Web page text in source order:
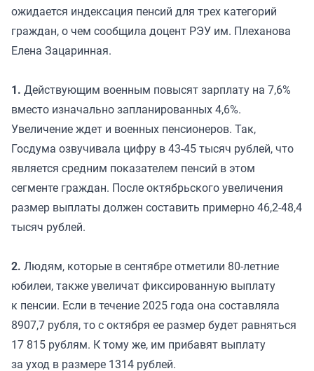
ожидается индексация пенсий для трех категорий
граждан, о чем сообщила доцент РЭУ им. Плеханова
Елена Зацаринная.
1. Действующим военным повысят зарплату на 7,6%
вместо изначально запланированных 4,6%.
Увеличение ждет и военных пенсионеров. Так,
Госдума озвучивала цифру в 43-45 тысяч рублей, что
является средним показателем пенсий в этом
сегменте граждан. После октябрьского увеличения
размер выплаты должен составить примерно 46,2-48,4
тысяч рублей.
2. Людям, которые в сентябре отметили 80-летние
юбилеи, также увеличат фиксированную выплату
к пенсии. Если в течение 2025 года она составляла
8907,7 рубля, то с октября ее размер будет равняться
17 815 рублям. К тому же, им прибавят выплату
за уход в размере 1314 рублей.